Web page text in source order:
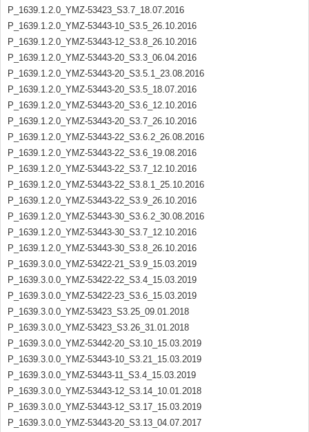
P_1639.1.2.0_YMZ-53423_S3.7_18.07.2016
P_1639.1.2.0_YMZ-53443-10_S3.5_26.10.2016
P_1639.1.2.0_YMZ-53443-12_S3.8_26.10.2016
P_1639.1.2.0_YMZ-53443-20_S3.3_06.04.2016
P_1639.1.2.0_YMZ-53443-20_S3.5.1_23.08.2016
P_1639.1.2.0_YMZ-53443-20_S3.5_18.07.2016
P_1639.1.2.0_YMZ-53443-20_S3.6_12.10.2016
P_1639.1.2.0_YMZ-53443-20_S3.7_26.10.2016
P_1639.1.2.0_YMZ-53443-22_S3.6.2_26.08.2016
P_1639.1.2.0_YMZ-53443-22_S3.6_19.08.2016
P_1639.1.2.0_YMZ-53443-22_S3.7_12.10.2016
P_1639.1.2.0_YMZ-53443-22_S3.8.1_25.10.2016
P_1639.1.2.0_YMZ-53443-22_S3.9_26.10.2016
P_1639.1.2.0_YMZ-53443-30_S3.6.2_30.08.2016
P_1639.1.2.0_YMZ-53443-30_S3.7_12.10.2016
P_1639.1.2.0_YMZ-53443-30_S3.8_26.10.2016
P_1639.3.0.0_YMZ-53422-21_S3.9_15.03.2019
P_1639.3.0.0_YMZ-53422-22_S3.4_15.03.2019
P_1639.3.0.0_YMZ-53422-23_S3.6_15.03.2019
P_1639.3.0.0_YMZ-53423_S3.25_09.01.2018
P_1639.3.0.0_YMZ-53423_S3.26_31.01.2018
P_1639.3.0.0_YMZ-53442-20_S3.10_15.03.2019
P_1639.3.0.0_YMZ-53443-10_S3.21_15.03.2019
P_1639.3.0.0_YMZ-53443-11_S3.4_15.03.2019
P_1639.3.0.0_YMZ-53443-12_S3.14_10.01.2018
P_1639.3.0.0_YMZ-53443-12_S3.17_15.03.2019
P_1639.3.0.0_YMZ-53443-20_S3.13_04.07.2017